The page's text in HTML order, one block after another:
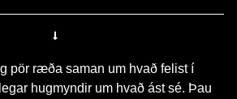
pör ræða saman um hvað felist í
hugmyndir um hvað ást sé. Þau